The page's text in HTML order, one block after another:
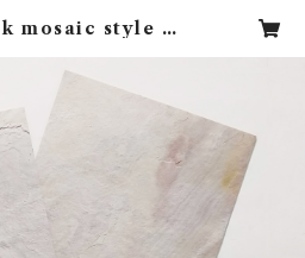
mosaic style A |